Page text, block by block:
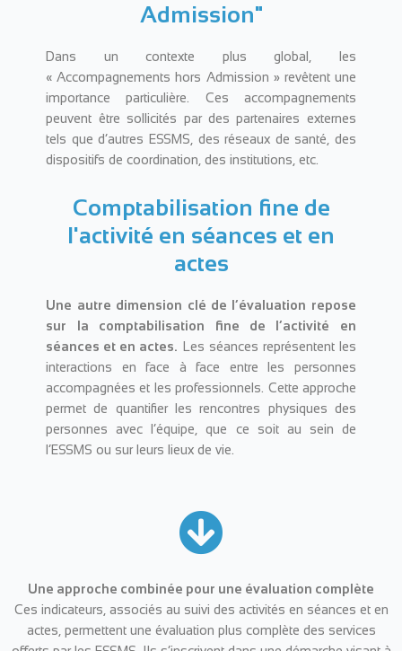
Admission"
Dans un contexte plus global, les
« Accompagnements hors Admission » revêtent une
importance particulière. Ces accompagnements
peuvent être sollicités par des partenaires externes
tels que d’autres ESSMS, des réseaux de santé, des
dispositifs de coordination, des institutions, etc.
Comptabilisation fine de
l'activité en séances et en
actes
Une autre dimension clé de l’évaluation repose
sur la comptabilisation fine de l’activité en
séances et en actes. Les séances représentent les
interactions en face à face entre les personnes
accompagnées et les professionnels. Cette approche
permet de quantifier les rencontres physiques des
personnes avec l’équipe, que ce soit au sein de
l’ESSMS ou sur leurs lieux de vie.
Une approche combinée pour une évaluation complète
Ces indicateurs, associés au suivi des activités en séances et en
actes, permettent une évaluation plus complète des services